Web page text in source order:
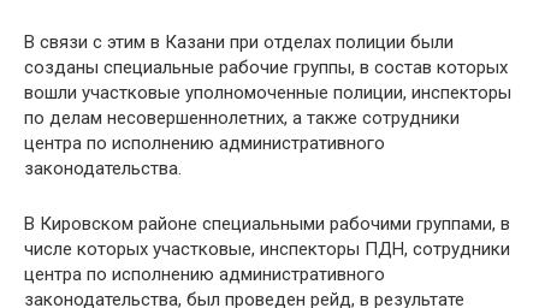
В связи с этим в Казани при отделах полиции были
созданы специальные рабочие группы, в состав которых
вошли участковые уполномоченные полиции, инспекторы
по делам несовершеннолетних, а также сотрудники
центра по исполнению административного
законодательства.
В Кировском районе специальными рабочими группами, в
числе которых участковые, инспекторы ПДН, сотрудники
центра по исполнению административного
законодательства, был проведен рейд, в результате